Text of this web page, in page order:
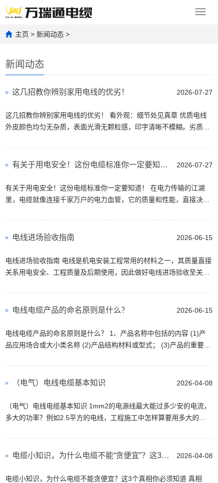
主页 >新闻动态 >
新闻动态
2026-07-27
这几招教你辨别家用电线的优劣！
这几招教你辨别家用电线的优劣！ 看外观：细节处见真章 优质电线
外皮颜色均匀无杂质，表面光滑无颗粒感，印字清晰不模糊。劣质线
2026-07-27
有关于用电安全！这份电缆标准你一定要知道！
有关于用电安全！这份电缆标准你一定要知道！ 在电力传输的江湖
里，电缆就像连接千家万户的电力血管，它的质量和性能，直接决定
2026-06-15
电线进场验收指南
电线进场验收指南 电线是机电安装工程常用的材料之一，其质量直接
关系用电安全、工程质量及后期使用，因此做好电线进场验收至关重
2026-06-15
电线电缆产品的命名原则是什么？
电线电缆产品的命名原则是什么？ 1、产品名称中包括的内容 (1)产
品应用场合或大小类名称 (2)产品结构材料或型式； (3)产品的重要特
2026-04-08
（电气）电线电缆基本知识
（电气）电线电缆基本知识 1mm2的电源线最大能过多少安的电流，
多大的功率？例如2.5平方的电线，工程施工中怎样算要用多大的电
2026-04-08
电缆小知识，为什么电缆不能“贪便宜”？这3个真相你必须知道
电缆小知识，为什么电缆不能贪便宜？这3个真相你必须知道 真相